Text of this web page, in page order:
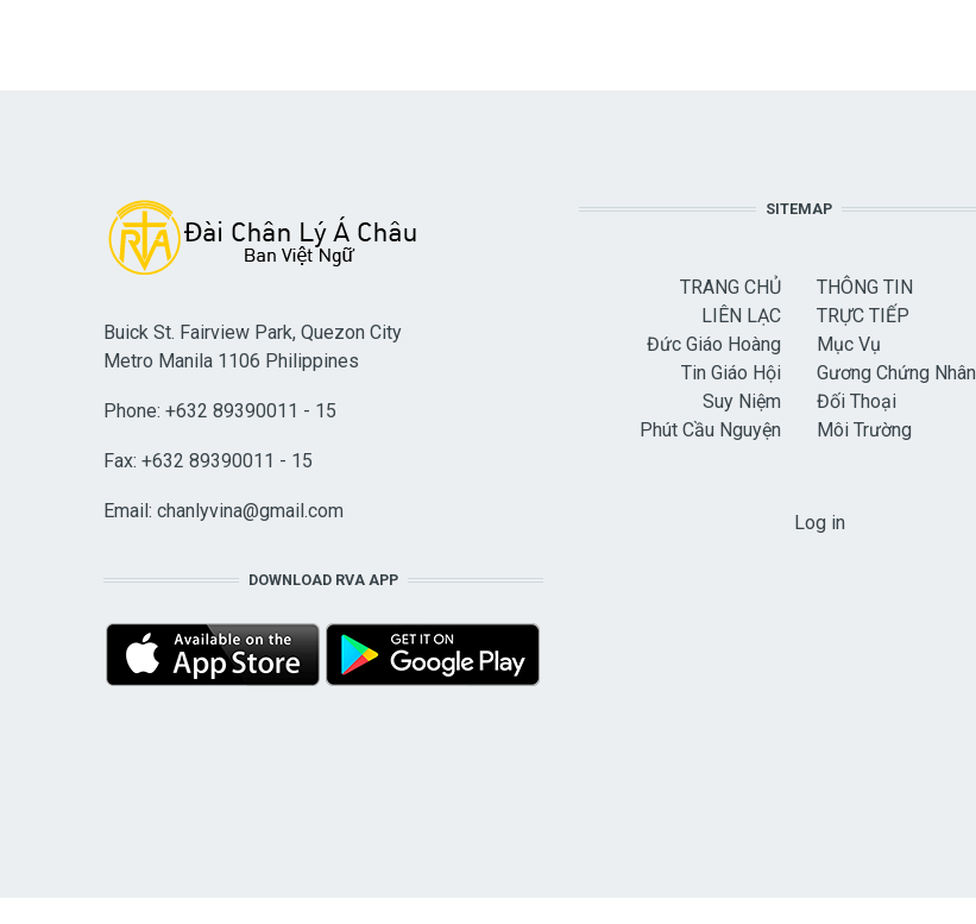
Buick St. Fairview Park, Quezon City
Metro Manila 1106 Philippines
Phone: +632 89390011 - 15
Fax: +632 89390011 - 15
Email: chanlyvina@gmail.com
DOWNLOAD RVA APP
SITEMAP
TRANG CHỦ
LIÊN LẠC
Đức Giáo Hoàng
Tin Giáo Hội
Suy Niệm
Phút Cầu Nguyện
THÔNG TIN
TRỰC TIẾP
Mục Vụ
Gương Chứng Nhân
Đối Thoại
Môi Trường
Log in